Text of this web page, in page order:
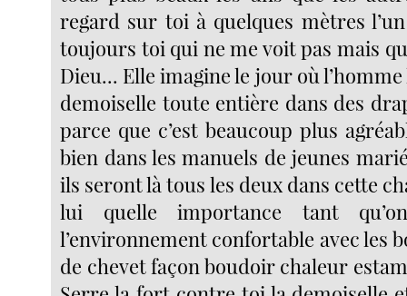
regard sur toi à quelques mètres
toujours toi qui ne me voit pas mais
Dieu... Elle imagine le jour où
demoiselle toute entière dans des
parce que c’est beaucoup plus
bien dans les manuels de jeunes
ils seront là tous les deux dans cette
lui quelle importance tant
l’environnement confortable avec les
de chevet façon boudoir chaleur